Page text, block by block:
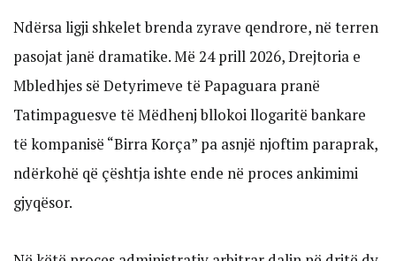
Ndërsa ligji shkelet brenda zyrave qendrore, në terren
pasojat janë dramatike. Më 24 prill 2026, Drejtoria e
Mbledhjes së Detyrimeve të Papaguara pranë
Tatimpaguesve të Mëdhenj bllokoi llogaritë bankare
të kompanisë “Birra Korça” pa asnjë njoftim paraprak,
ndërkohë që çështja ishte ende në proces ankimimi
gjyqësor.